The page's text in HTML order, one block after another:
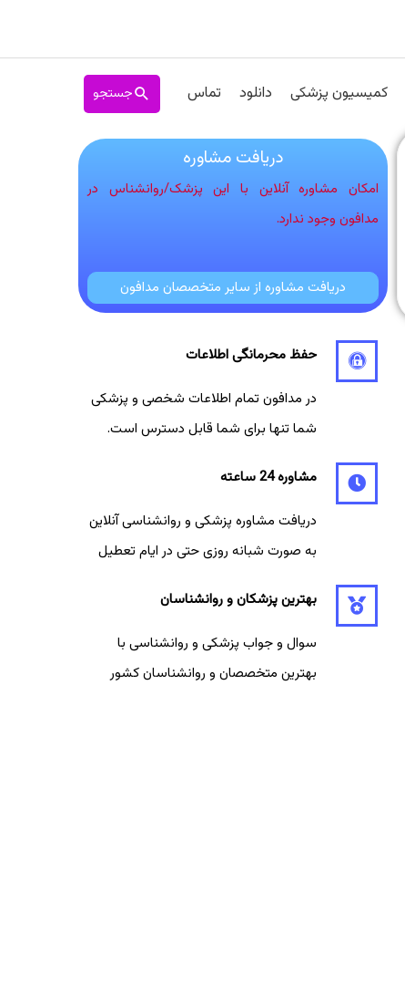
کمیسیون پزشکی دانلود تماس جستجو
دریافت مشاوره
امکان مشاوره آنلاین با این پزشک/روانشناس در
مدافون وجود ندارد.
دریافت مشاوره از سایر متخصصان مدافون
حفظ محرمانگی اطلاعات
در مدافون تمام اطلاعات شخصی و پزشکی
شما تنها برای شما قابل دسترس است.
مشاوره 24 ساعته
دریافت مشاوره پزشکی و روانشناسی آنلاین
به صورت شبانه روزی حتی در ایام تعطیل
بهترین پزشکان و روانشناسان
سوال و جواب پزشکی و روانشناسی با
بهترین متخصصان و روانشناسان کشور